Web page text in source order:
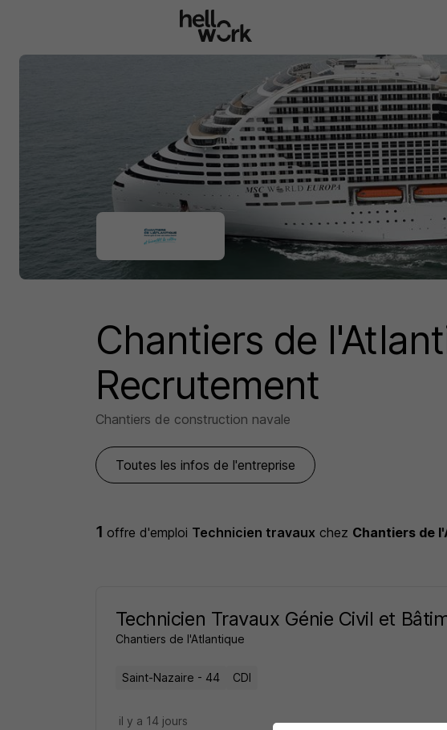
Chantiers de
Recrutement
Chantiers de construction navale
Toutes les infos de l'entreprise
1offre d'emploi Technicien travaux chez Chantiers de
Technicien Travaux Génie Civil et
Chantiers de l'Atlantique
Saint-Nazaire - 44 CDI
il y a 14 jours